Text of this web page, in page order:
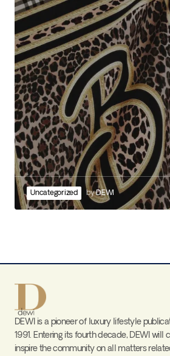
Uncategorized byDEWI
DEWI is a pioneer of luxury lifestyle
1991. Entering its fourth decade, DEWI will
inspire the community on all matters